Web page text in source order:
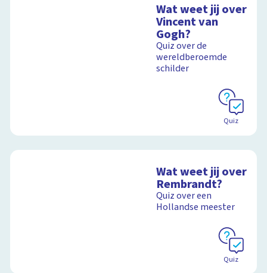
schoolplaat over de
geheimen van dit
grote schilderij van
Rembrandt
Schoolplaat
Wat weet jij over
Vincent van
Gogh?
Quiz over de
wereldberoemde
schilder
Quiz
Wat weet jij over
Rembrandt?
Quiz over een
Hollandse meester
Quiz